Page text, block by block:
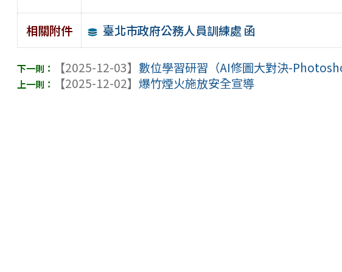
相關附件 臺北市政府公務人員訓練處 函
【2025-12-03】數位學習研習（AI修圖大對決-
【2025-12-02】爆竹煙火施放安全宣導